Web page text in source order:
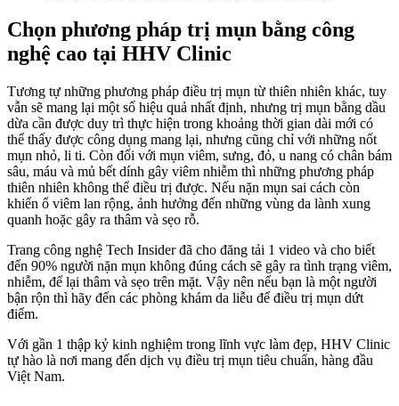
Chọn phương pháp trị mụn bằng công
nghệ cao tại HHV Clinic
Tương tự những phương pháp điều trị mụn từ thiên nhiên khác, tuy
vẫn sẽ mang lại một số hiệu quả nhất định, nhưng trị mụn bằng dầu
dừa cần được duy trì thực hiện trong khoảng thời gian dài mới có
thể thấy được công dụng mang lại, nhưng cũng chỉ với những nốt
mụn nhỏ, li ti. Còn đối với mụn viêm, sưng, đỏ, u nang có chân bám
sâu, máu và mủ bết dính gây viêm nhiễm thì những phương pháp
thiên nhiên không thể điều trị được. Nếu nặn mụn sai cách còn
khiến ổ viêm lan rộng, ảnh hưởng đến những vùng da lành xung
quanh hoặc gây ra thâm và sẹo rỗ.
Trang công nghệ Tech Insider đã cho đăng tải 1 video và cho biết
đến 90% người nặn mụn không đúng cách sẽ gây ra tình trạng viêm,
nhiễm, để lại thâm và sẹo trên mặt. Vậy nên nếu bạn là một người
bận rộn thì hãy đến các phòng khám da liễu để điều trị mụn dứt
điểm.
Với gần 1 thập kỷ kinh nghiệm trong lĩnh vực làm đẹp, HHV Clinic
tự hào là nơi mang đến dịch vụ điều trị mụn tiêu chuẩn, hàng đầu
Việt Nam.